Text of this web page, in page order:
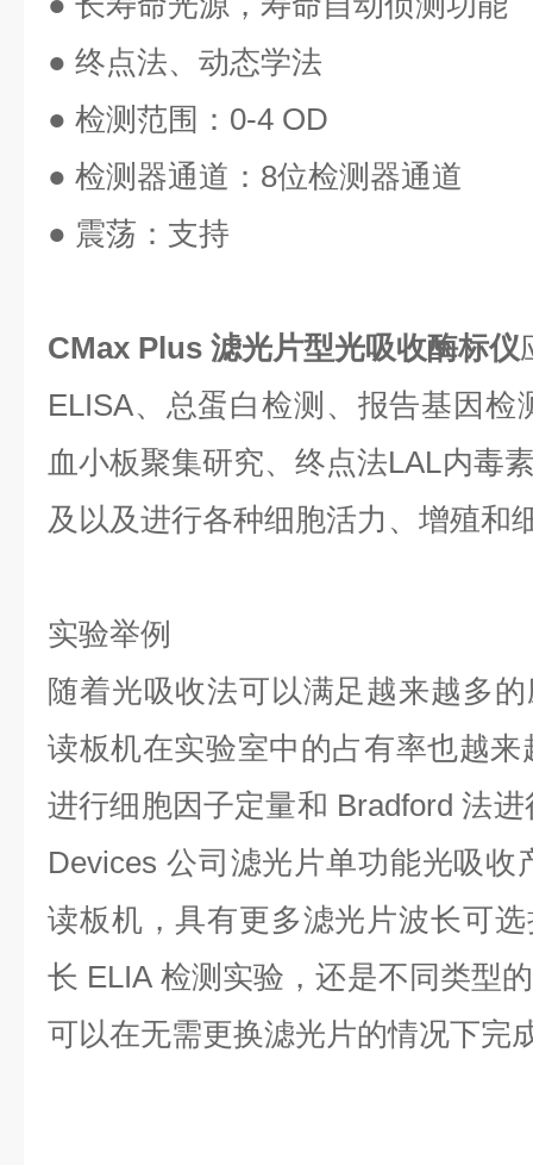
● 终点法、动态学法
● 检测范围：0-4 OD
● 检测器通道：8位检测器通道
● 震荡：支持
CMax Plus 滤光片型光吸收酶标仪
ELISA、总蛋白检测、报告基因
血小板聚集研究、终点法LAL内毒
及以及进行各种细胞活力、增殖和
实验举例
随着光吸收法可以满足越来越多
读板机在实验室中的占有率也越
进行细胞因子定量和 Bradford 法
Devices 公司滤光片单功能光吸收
读板机，具有更多滤光片波长可
长 ELIA 检测实验，还是不同类型
可以在无需更换滤光片的情况下完